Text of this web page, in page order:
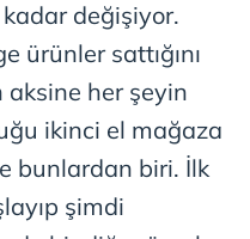
değişiyor.
ürünler sattığını
her şeyin
ikinci el mağaza
bunlardan biri. İlk
şimdi